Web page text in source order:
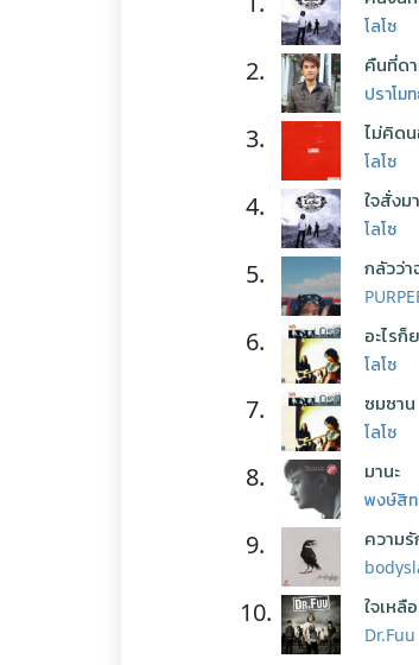
โลโซ
2. คืนที่ด
ปราโม
3. ไม่คิดน
โลโซ
4. ใจสั่งมา
โลโซ
5. กลัวว่า
6. อะไรก็
โลโซ
7. ซมซาน
โลโซ
8. มานะ
พงษ์สิ
9. ความรั
10. ใจเหลื
Dr.Fuu